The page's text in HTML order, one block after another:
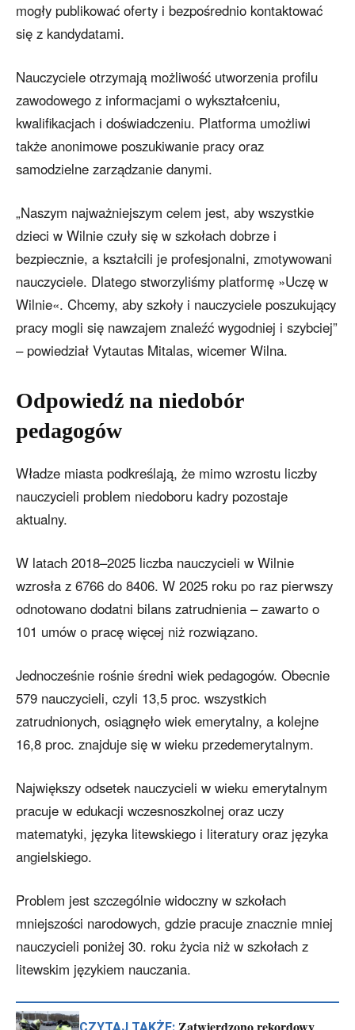
mogły publikować oferty i bezpośrednio kontaktować
się z kandydatami.
Nauczyciele otrzymają możliwość utworzenia profilu
zawodowego z informacjami o wykształceniu,
kwalifikacjach i doświadczeniu. Platforma umożliwi
także anonimowe poszukiwanie pracy oraz
samodzielne zarządzanie danymi.
„Naszym najważniejszym celem jest, aby wszystkie
dzieci w Wilnie czuły się w szkołach dobrze i
bezpiecznie, a kształcili je profesjonalni, zmotywowani
nauczyciele. Dlatego stworzyliśmy platformę »Uczę w
Wilnie«. Chcemy, aby szkoły i nauczyciele poszukujący
pracy mogli się nawzajem znaleźć wygodniej i szybciej”
– powiedział Vytautas Mitalas, wicemer Wilna.
Odpowiedź na niedobór
pedagogów
Władze miasta podkreślają, że mimo wzrostu liczby
nauczycieli problem niedoboru kadry pozostaje
aktualny.
W latach 2018–2025 liczba nauczycieli w Wilnie
wzrosła z 6766 do 8406. W 2025 roku po raz pierwszy
odnotowano dodatni bilans zatrudnienia – zawarto o
101 umów o pracę więcej niż rozwiązano.
Jednocześnie rośnie średni wiek pedagogów. Obecnie
579 nauczycieli, czyli 13,5 proc. wszystkich
zatrudnionych, osiągnęło wiek emerytalny, a kolejne
16,8 proc. znajduje się w wieku przedemerytalnym.
Największy odsetek nauczycieli w wieku emerytalnym
pracuje w edukacji wczesnoszkolnej oraz uczy
matematyki, języka litewskiego i literatury oraz języka
angielskiego.
Problem jest szczególnie widoczny w szkołach
mniejszości narodowych, gdzie pracuje znacznie mniej
nauczycieli poniżej 30. roku życia niż w szkołach z
litewskim językiem nauczania.
Zatwierdzono rekordowy